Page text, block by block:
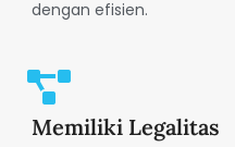
dengan efisien.
Memiliki Legalitas